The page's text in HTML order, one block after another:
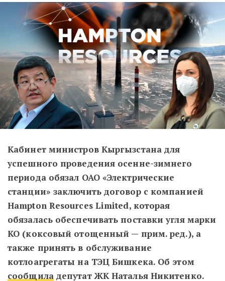
Кабинет министров Кыргызстана для
успешного проведения осенне-зимнего
периода обязал ОАО «Электрические
станции» заключить договор с компанией
Hampton Resources Limited, которая
обязалась обеспечивать поставки угля марки
КО (коксовый отощенный — прим. ред.), а
также принять в обслуживание
котлоагрегаты на ТЭЦ Бишкека. Об этом
сообщиладепутат ЖК Наталья Никитенко.